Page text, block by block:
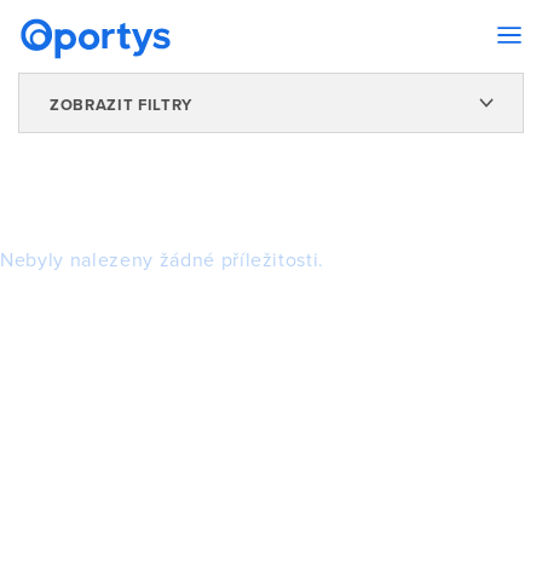
ZOBRAZIT FILTRY
Nebyly nalezeny žádné příležitosti.